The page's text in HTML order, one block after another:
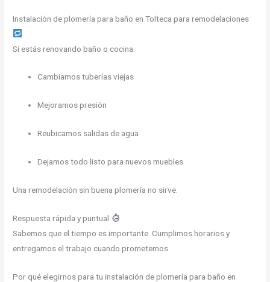
Instalación de plomería para baño en Tolteca para remodelaciones
Si estás renovando baño o cocina:
Cambiamos tuberías viejas
Mejoramos presión
Reubicamos salidas de agua
Dejamos todo listo para nuevos muebles
Una remodelación sin buena plomería no sirve.
Respuesta rápida y puntual
Sabemos que el tiempo es importante. Cumplimos horarios y
entregamos el trabajo cuando prometemos.
Por qué elegirnos para tu instalación de plomería para baño en